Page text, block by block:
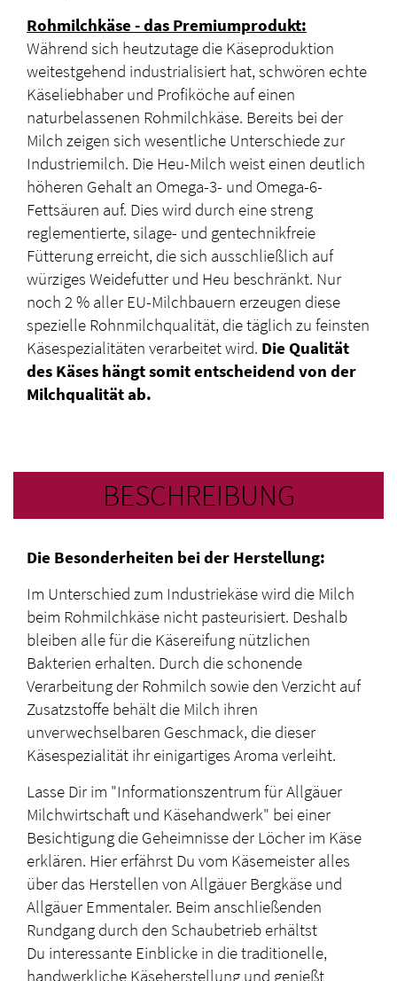
Rohmilchkäse - das Premiumprodukt:
Während sich heutzutage die Käseproduktion
weitestgehend industrialisiert hat, schwören echte
Käseliebhaber und Profiköche auf einen
naturbelassenen Rohmilchkäse. Bereits bei der
Milch zeigen sich wesentliche Unterschiede zur
Industriemilch. Die Heu-Milch weist einen deutlich
höheren Gehalt an Omega-3- und Omega-6-
Fettsäuren auf. Dies wird durch eine streng
reglementierte, silage- und gentechnikfreie
Fütterung erreicht, die sich ausschließlich auf
würziges Weidefutter und Heu beschränkt. Nur
noch 2 % aller EU-Milchbauern erzeugen diese
spezielle Rohnmilchqualität, die täglich zu feinsten
Käsespezialitäten verarbeitet wird. Die Qualität
des Käses hängt somit entscheidend von der
Milchqualität ab.
BESCHREIBUNG
Die Besonderheiten bei der Herstellung:
Im Unterschied zum Industriekäse wird die Milch
beim Rohmilchkäse nicht pasteurisiert. Deshalb
bleiben alle für die Käsereifung nützlichen
Bakterien erhalten. Durch die schonende
Verarbeitung der Rohmilch sowie den Verzicht auf
Zusatzstoffe behält die Milch ihren
unverwechselbaren Geschmack, die dieser
Käsespezialität ihr einigartiges Aroma verleiht.
Lasse Dir im "Informationszentrum für Allgäuer
Milchwirtschaft und Käsehandwerk" bei einer
Besichtigung die Geheimnisse der Löcher im Käse
erklären. Hier erfährst Du vom Käsemeister alles
über das Herstellen von Allgäuer Bergkäse und
Allgäuer Emmentaler. Beim anschließenden
Rundgang durch den Schaubetrieb erhältst
Du interessante Einblicke in die traditionelle,
handwerkliche Käseherstellung und genießt